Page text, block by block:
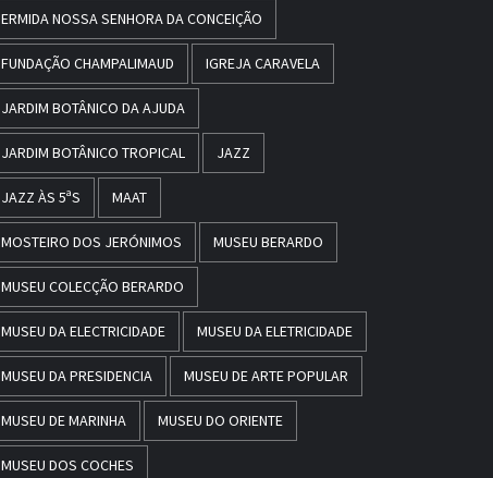
ERMIDA NOSSA SENHORA DA CONCEIÇÃO
FUNDAÇÃO CHAMPALIMAUD IGREJA CARAVELA
JARDIM BOTÂNICO DA AJUDA
JARDIM BOTÂNICO TROPICAL JAZZ
JAZZ ÀS 5ªS MAAT
MOSTEIRO DOS JERÓNIMOS MUSEU BERARDO
MUSEU COLECÇÃO BERARDO
MUSEU DA ELECTRICIDADE MUSEU DA ELETRICIDADE
MUSEU DA PRESIDENCIA MUSEU DE ARTE POPULAR
MUSEU DE MARINHA MUSEU DO ORIENTE
MUSEU DOS COCHES